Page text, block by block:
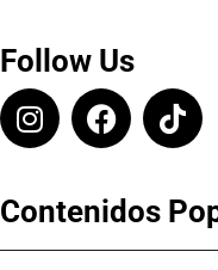
Follow Us
Contenidos